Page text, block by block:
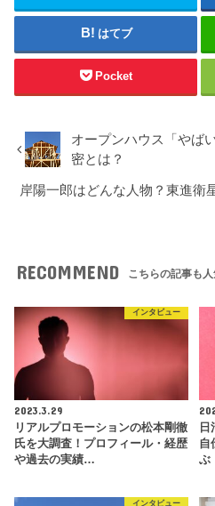
はてブ
Pocket
オープンハウス「やば
密とは？
岸陽一郎はどんな人物？東進衛
RECOMMEND こちらの記事も人
インタビュー
2023.3.29
リアルプロモーションの松本剛徹
氏を大調査！プロフィール・経歴
や過去の実績…
日
自
ぶ
インタビュー